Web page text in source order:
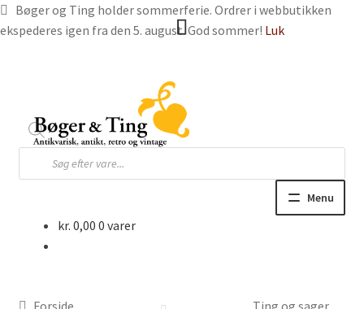
Bøger og Ting holder sommerferie. Ordrer i webbutikken
ekspederes igen fra den 5. august. God sommer! Luk
navigation
indhold
Products
search
Menu
kr. 0,00 0 varer